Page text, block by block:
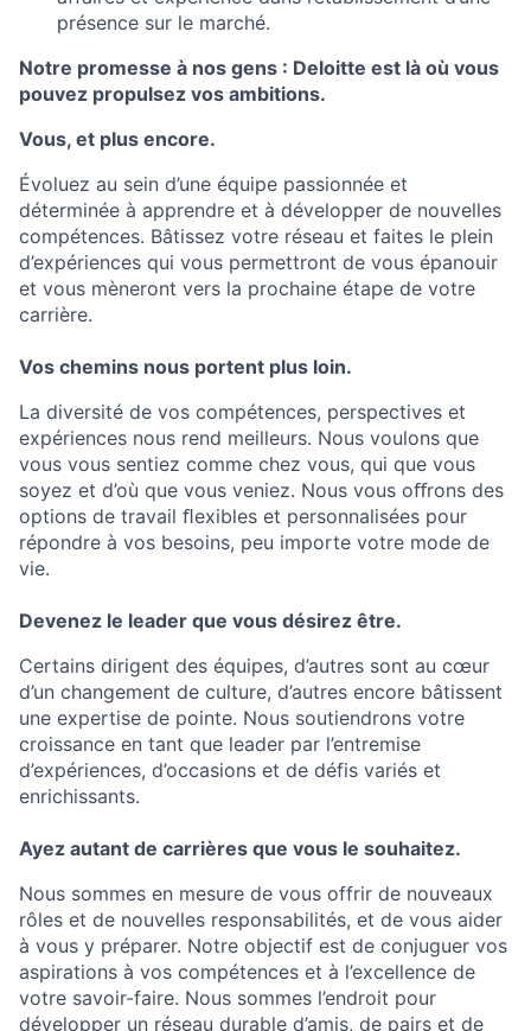
présence sur le marché.
Notre promesse à nos gens : Deloitte est là où vous
pouvez propulsez vos ambitions.
Vous, et plus encore.
Évoluez au sein d’une équipe passionnée et
déterminée à apprendre et à développer de nouvelles
compétences. Bâtissez votre réseau et faites le plein
d’expériences qui vous permettront de vous épanouir
et vous mèneront vers la prochaine étape de votre
carrière.
Vos chemins nous portent plus loin.
La diversité de vos compétences, perspectives et
expériences nous rend meilleurs. Nous voulons que
vous vous sentiez comme chez vous, qui que vous
soyez et d’où que vous veniez. Nous vous oﬀrons des
options de travail ﬂexibles et personnalisées pour
répondre à vos besoins, peu importe votre mode de
vie.
Devenez le leader que vous désirez être.
Certains dirigent des équipes, d’autres sont au cœur
d’un changement de culture, d’autres encore bâtissent
une expertise de pointe. Nous soutiendrons votre
croissance en tant que leader par l’entremise
d’expériences, d’occasions et de défis variés et
enrichissants.
Ayez autant de carrières que vous le souhaitez.
Nous sommes en mesure de vous offrir de nouveaux
rôles et de nouvelles responsabilités, et de vous aider
à vous y préparer. Notre objectif est de conjuguer vos
aspirations à vos compétences et à l’excellence de
votre savoir-faire. Nous sommes l’endroit pour
développer un réseau durable d’amis, de pairs et de